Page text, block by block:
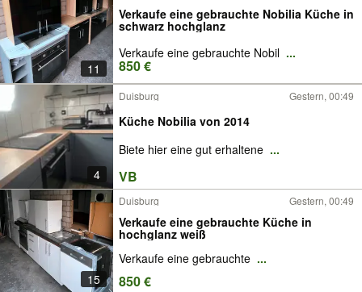
11
Verkaufe eine gebrauchte Nobilia Küche in
schwarz hochglanz
Verkaufe eine gebrauchte Nobil ...
850 €
4
Duisburg Gestern, 00:49
Küche Nobilia von 2014
Biete hier eine gut erhaltene ...
VB
15
Duisburg Gestern, 00:49
Verkaufe eine gebrauchte Küche in
hochglanz weiß
Verkaufe eine gebrauchte ...
850 €